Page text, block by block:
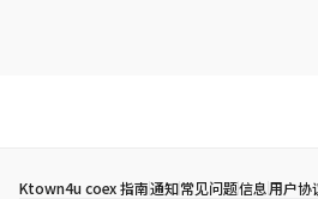
Ktown4u coex 指南通知常见问题信息用户协